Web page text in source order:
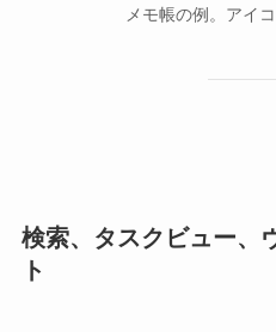
メモ帳の例。アイ
検索、タスクビュー、
ト